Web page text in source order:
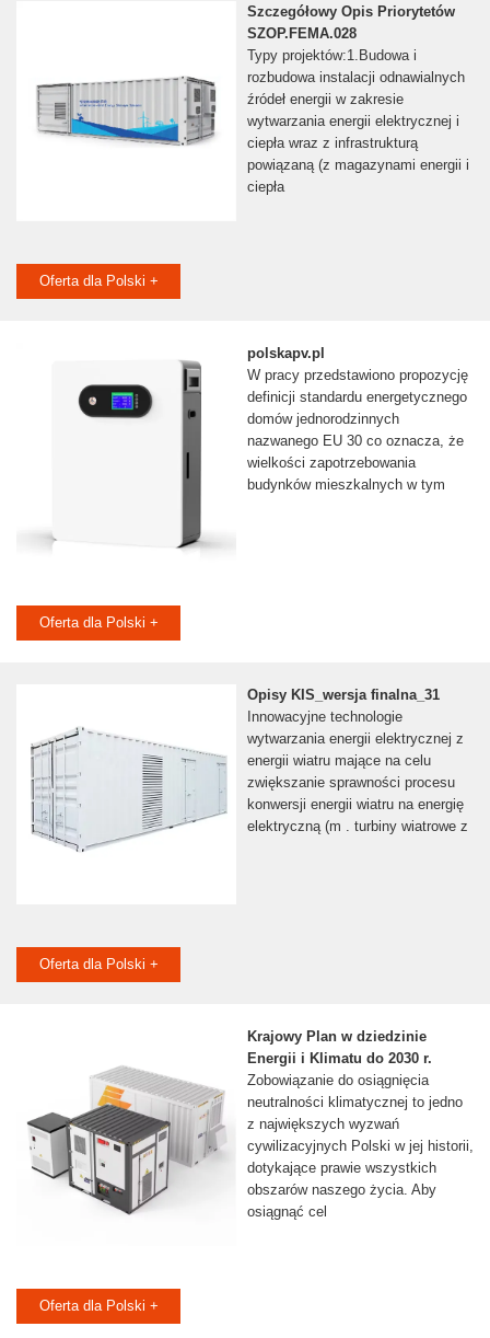
Szczegółowy Opis Priorytetów
SZOP.FEMA.028
Typy projektów:1.Budowa i
rozbudowa instalacji odnawialnych
źródeł energii w zakresie
wytwarzania energii elektrycznej i
ciepła wraz z infrastrukturą
powiązaną (z magazynami energii i
ciepła
Oferta dla Polski +
polskapv.pl
W pracy przedstawiono propozycję
definicji standardu energetycznego
domów jednorodzinnych
nazwanego EU 30 co oznacza, że
wielkości zapotrzebowania
budynków mieszkalnych w tym
Oferta dla Polski +
Opisy KIS_wersja finalna_31
Innowacyjne technologie
wytwarzania energii elektrycznej z
energii wiatru mające na celu
zwiększanie sprawności procesu
konwersji energii wiatru na energię
elektryczną (m . turbiny wiatrowe z
Oferta dla Polski +
Krajowy Plan w dziedzinie
Energii i Klimatu do 2030 r.
Zobowiązanie do osiągnięcia
neutralności klimatycznej to jedno
z największych wyzwań
cywilizacyjnych Polski w jej historii,
dotykające prawie wszystkich
obszarów naszego życia. Aby
osiągnąć cel
Oferta dla Polski +